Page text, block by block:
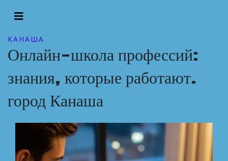
КАНАША
Онлайн-школа профессий:
знания, которые работают.
город Канаша